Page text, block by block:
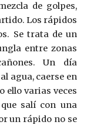
de golpes,
Los rápidos
Se trata de un
entre zonas
Un día
agua, caerse en
ello varias veces
salí con una
un rápido no se